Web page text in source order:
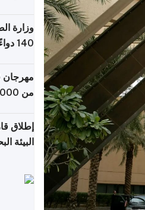
وزارة
140
مهرجان
من 148,000 زائر
إطلاق
البيئة